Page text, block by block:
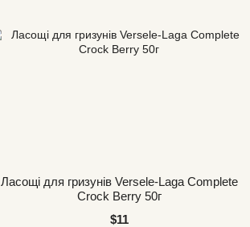
Ласощі для гризунів Versele-Laga Complete
Crock Berry 50г
$11